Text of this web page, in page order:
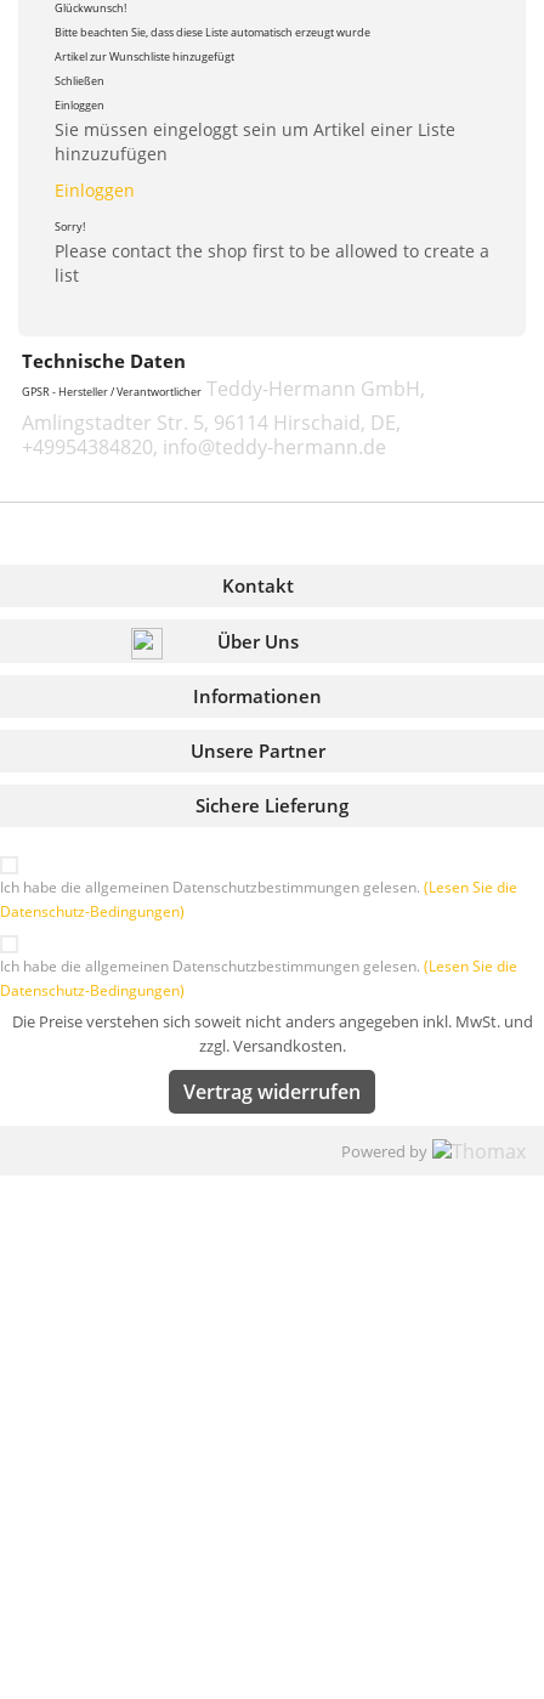
Glückwunsch!
Bitte beachten Sie, dass diese Liste automatisch erzeugt wurde
Artikel zur Wunschliste hinzugefügt
Schließen
Einloggen
Sie müssen eingeloggt sein um Artikel einer Liste
hinzuzufügen
Einloggen
Sorry!
Please contact the shop first to be allowed to create a
list
Technische Daten
GPSR - Hersteller / Verantwortlicher Teddy-Hermann GmbH,
Amlingstadter Str. 5, 96114 Hirschaid, DE,
+49954384820, info@teddy-hermann.de
Kontakt
Über Uns
Informationen
Sichere Lieferung
Unsere Partner
Ich habe die allgemeinen Datenschutzbestimmungen gelesen. (Lesen Sie die
Datenschutz-Bedingungen)
Ich habe die allgemeinen Datenschutzbestimmungen gelesen. (Lesen Sie die
Datenschutz-Bedingungen)
Die Preise verstehen sich soweit nicht anders angegeben inkl. MwSt. und
zzgl. Versandkosten.
Vertrag widerrufen
Powered by